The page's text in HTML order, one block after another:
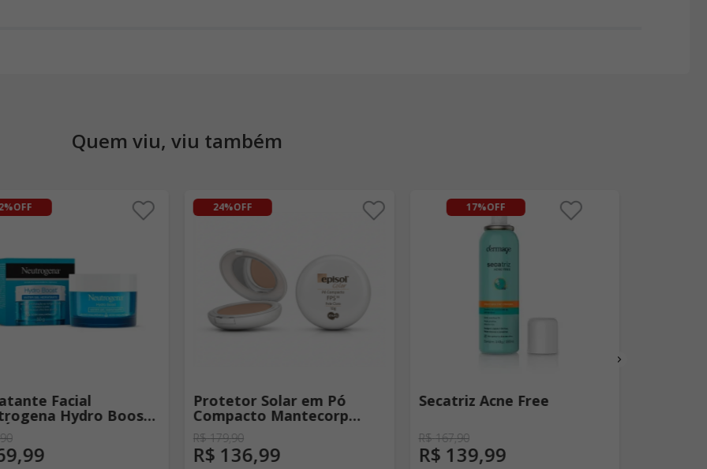
Quem viu, viu também
OFF
Facial
Hydro Boost
Hialurônico 50g
90
,99
24%OFF
Protetor Solar em Pó
Compacto Mantecorp
Episol Color Pele Clara FPS
50 10g
R$ 179,90
R$ 136,99
17%OFF
Secatriz Acne Free
R$ 167,90
R$ 139,99